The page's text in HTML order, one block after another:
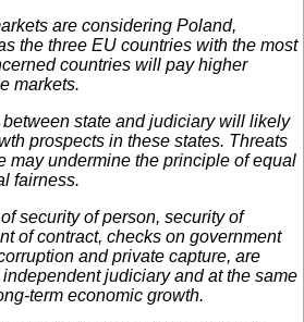
are considering Poland,
the three EU countries with the most
countries will pay higher
markets.
state and judiciary will likely
prospects in these states. Threats
may undermine the principle of equal
fairness.
security of person, security of
of contract, checks on government
and private capture, are
judiciary and at the same
term economic growth.